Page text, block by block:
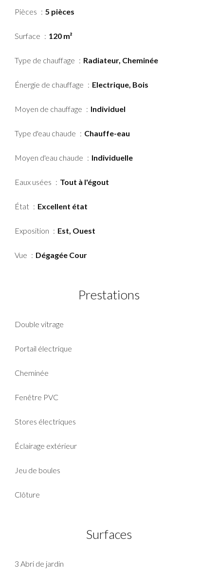
Pièces 5 pièces
Surface 120 m²
Type de chauffage Radiateur, Cheminée
Énergie de chauffage Electrique, Bois
Moyen de chauffage Individuel
Type d'eau chaude Chauffe-eau
Moyen d'eau chaude Individuelle
Eaux usées Tout à l'égout
État Excellent état
Exposition Est, Ouest
Vue Dégagée Cour
Prestations
Double vitrage
Portail électrique
Cheminée
Fenêtre PVC
Stores électriques
Éclairage extérieur
Jeu de boules
Clôture
Surfaces
3 Abri de jardin